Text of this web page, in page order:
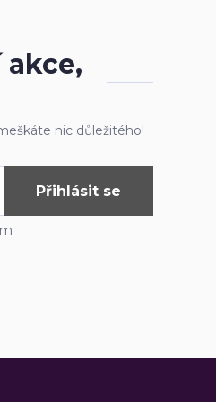
nic důležitého!
Přihlásit se